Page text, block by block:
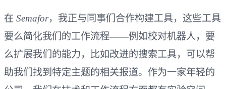
在 Semafor，我正与同事们合作构建工具，这些工具
要么简化我们的工作流程——例如校对机器人，要
么扩展我们的能力，比如改进的搜索工具，可以帮
助我们找到特定主题的相关报道。作为一家年轻的